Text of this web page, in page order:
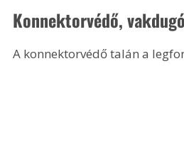
Konnektorvédő, vakdugó
A konnektorvédő talán a